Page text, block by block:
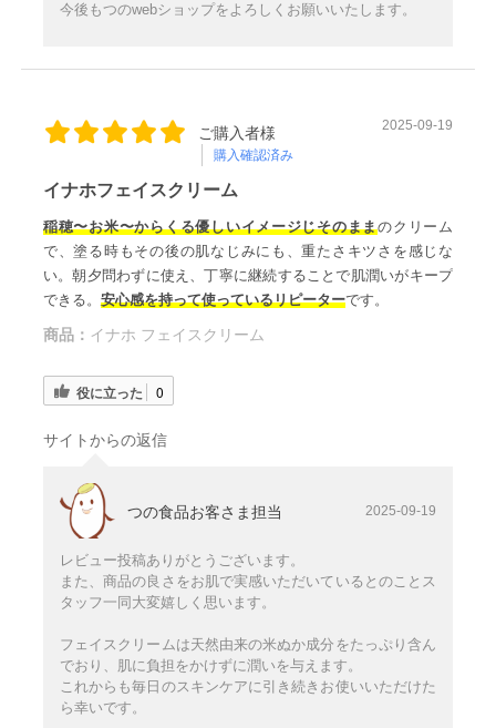
今後もつのwebショップをよろしくお願いいたします。
ご購入者様
購入確認済み
2025-09-19
イナホフェイスクリーム
稲穂〜お米〜からくる優しいイメージじそのままのクリーム
で、塗る時もその後の肌なじみにも、重たさキツさを感じな
い。朝夕問わずに使え、丁寧に継続することで肌潤いがキープ
できる。 安心感を持って使っているリピーターです。
商品： イナホ フェイスクリーム
役に立った 0
サイトからの返信
つの食品お客さま担当 2025-09-19
レビュー投稿ありがとうございます。
また、商品の良さをお肌で実感いただいているとのことス
タッフ一同大変嬉しく思います。
フェイスクリームは天然由来の米ぬか成分をたっぷり含ん
でおり、肌に負担をかけずに潤いを与えます。
これからも毎日のスキンケアに引き続きお使いいただけた
ら幸いです。